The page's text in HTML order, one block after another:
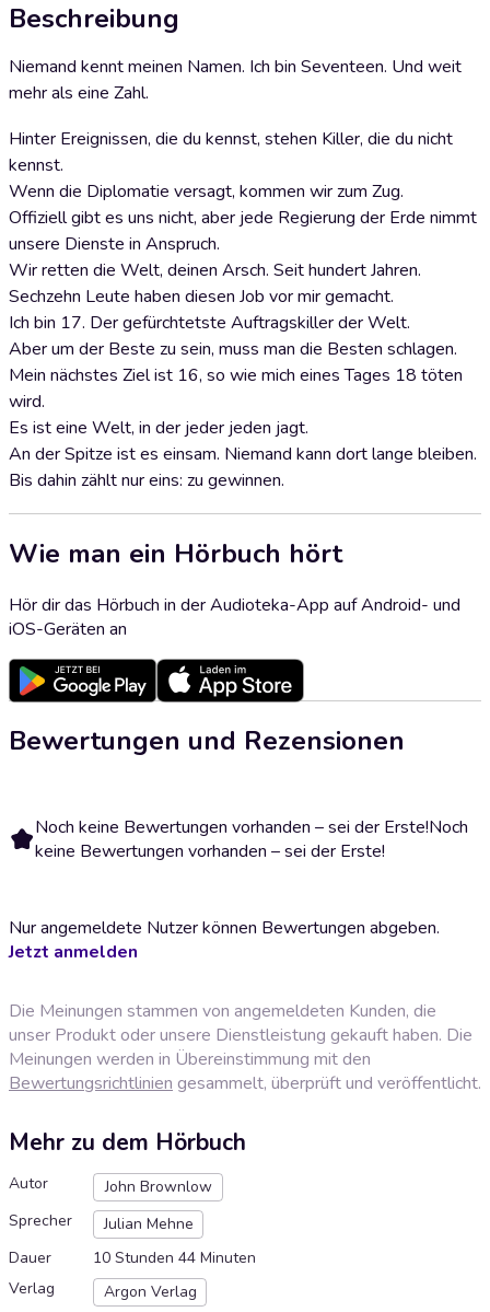
Beschreibung
Niemand kennt meinen Namen. Ich bin Seventeen. Und weit
mehr als eine Zahl.
Hinter Ereignissen, die du kennst, stehen Killer, die du nicht
kennst.
Wenn die Diplomatie versagt, kommen wir zum Zug.
Offiziell gibt es uns nicht, aber jede Regierung der Erde nimmt
unsere Dienste in Anspruch.
Wir retten die Welt, deinen Arsch. Seit hundert Jahren.
Sechzehn Leute haben diesen Job vor mir gemacht.
Ich bin 17. Der gefürchtetste Auftragskiller der Welt.
Aber um der Beste zu sein, muss man die Besten schlagen.
Mein nächstes Ziel ist 16, so wie mich eines Tages 18 töten
wird.
Es ist eine Welt, in der jeder jeden jagt.
An der Spitze ist es einsam. Niemand kann dort lange bleiben.
Bis dahin zählt nur eins: zu gewinnen.
Wie man ein Hörbuch hört
Hör dir das Hörbuch in der Audioteka-App auf Android- und
iOS-Geräten an
Bewertungen und Rezensionen
Noch keine Bewertungen vorhanden – sei der Erste!Noch
keine Bewertungen vorhanden – sei der Erste!
Nur angemeldete Nutzer können Bewertungen abgeben.
Jetzt anmelden
Die Meinungen stammen von angemeldeten Kunden, die
unser Produkt oder unsere Dienstleistung gekauft haben. Die
Meinungen werden in Übereinstimmung mit den
Bewertungsrichtlinien gesammelt, überprüft und veröffentlicht.
Mehr zu dem Hörbuch
Autor
John Brownlow
Sprecher
Julian Mehne
Dauer
10 Stunden 44 Minuten
Verlag
Argon Verlag